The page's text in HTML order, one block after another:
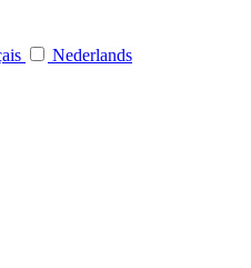
Nederlands